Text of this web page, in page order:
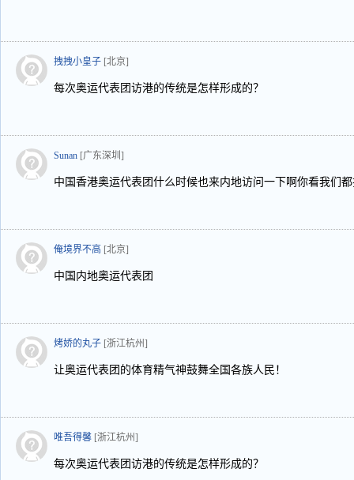
拽拽小皇子 [北京]
每次奥运代表团访港的传统是怎样形成的？
Sunan [广东深圳]
中国香港奥运代表团什么时候也来内地访问一下啊你看我们
俺境界不高 [北京]
中国内地奥运代表团
烤娇的丸子 [浙江杭州]
让奥运代表团的体育精气神鼓舞全国各族人民！
唯吾得馨 [浙江杭州]
每次奥运代表团访港的传统是怎样形成的？